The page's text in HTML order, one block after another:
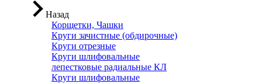
Назад
Корщетки, Чашки
Круги зачистные (обдирочные)
Круги отрезные
Круги шлифовальные
лепестковые радиальные КЛ
Круги шлифовальные